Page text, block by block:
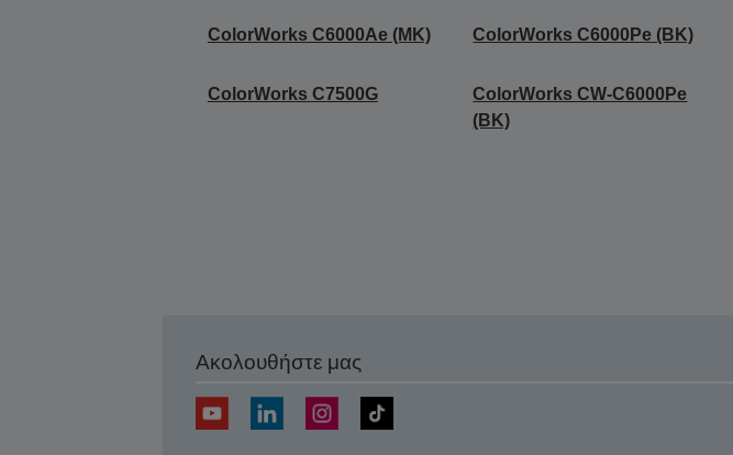
ColorWorks C6000Ae (MK) ColorWorks C6000Pe (BK)
ColorWorks C7500G
ColorWorks CW-C6000Pe
(BK)
Ακολουθήστε μας